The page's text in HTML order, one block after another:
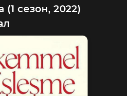
(1 сезон, 2022)